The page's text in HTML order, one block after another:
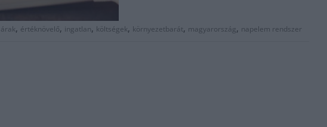
árak, értéknövelő, ingatlan, költségek, környezetbarát, magyarország, napelem rendszer